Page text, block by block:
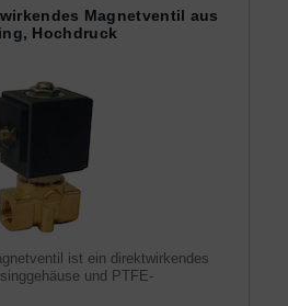
Magnetventil aus
Hochdruck
ist ein direktwirkendes
und PTFE-